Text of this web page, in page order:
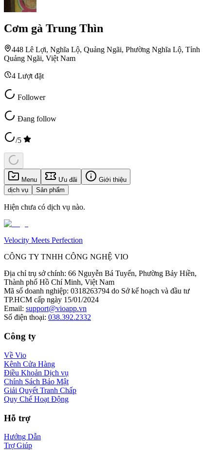
Cơm gà Trung Thìn
448 Lê Lợi, Nghĩa Lộ, Quảng Ngãi, Phường Nghĩa Lộ, Tỉnh
Quảng Ngãi, Việt Nam
4 Lượt đặt
Follower
Đang follow
/5
Menu Ưu đãi
Giới thiệu
dịch vụ
Sản phẩm
Hiện chưa có dịch vụ nào.
Velocity Meets Perfection
CÔNG TY TNHH CÔNG NGHỆ VIO
Địa chỉ trụ sở chính: 66 Nguyễn Bá Tuyển, Phường Bảy Hiền,
Thành phố Hồ Chí Minh, Việt Nam
Mã số doanh nghiệp: 0318263794 do Sở kế hoạch và đầu tư
TP.HCM cấp ngày 15/01/2024
Email: support@vioapp.vn
Số điện thoại: 038.392.2332
Công ty
Về Vio
Kênh Cửa Hàng
Điều Khoản Dịch vụ
Chính Sách Bảo Mật
Giải Quyết Tranh Chấp
Quy Chế Hoạt Động
Hỗ trợ
Hướng Dẫn
Trợ Giúp